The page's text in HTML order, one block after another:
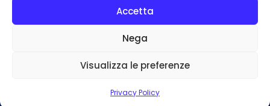
Accetta
Nega
Visualizza le preferenze
Privacy Policy
Contattaci